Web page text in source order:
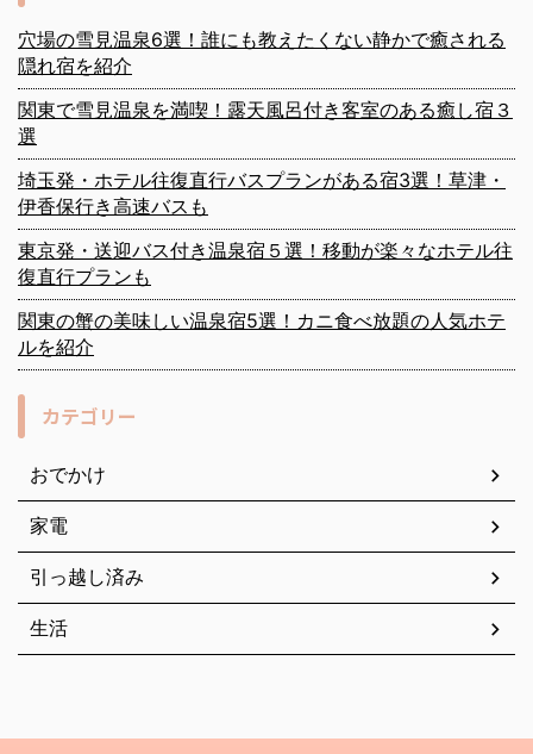
穴場の雪見温泉6選！誰にも教えたくない静かで癒される
隠れ宿を紹介
関東で雪見温泉を満喫！露天風呂付き客室のある癒し宿３
選
埼玉発・ホテル往復直行バスプランがある宿3選！草津・
伊香保行き高速バスも
東京発・送迎バス付き温泉宿５選！移動が楽々なホテル往
復直行プランも
関東の蟹の美味しい温泉宿5選！カニ食べ放題の人気ホテ
ルを紹介
カテゴリー
おでかけ
家電
引っ越し済み
生活